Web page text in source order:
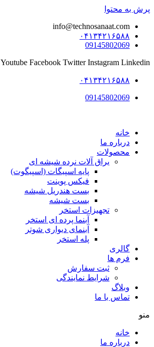
پرش به محتوا
info@technosanaat.com
۰۴۱۳۴۲۱۶۵۸۸
09145802069
Youtube Facebook Twitter Instagram Linkedin
۰۴۱۳۴۲۱۶۵۸۸
09145802069
خانه
درباره ما
محصولات
یراق آلات نرده شیشه ای
پایه اسپیگات (اسپیگوت)
فیکس پوینت
بست هندریل شیشه
بست شیشه
تجهیزات استخر
آبنما پرده ای استخر
آبنمای دیواری شوتر
پله استخر
گالری
فرم ها
ثبت سفارش
شرایط نمایندگی
وبلاگ
تماس با ما
منو
خانه
درباره ما